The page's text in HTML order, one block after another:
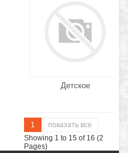
Детское
1
показать все
Showing 1 to 15 of 16 (2
Pages)